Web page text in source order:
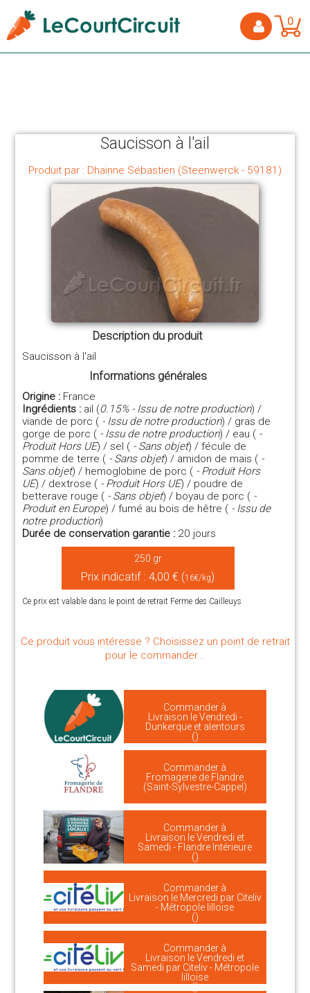
0
Saucisson à l'ail
Produit par : Dhainne Sébastien (Steenwerck - 59181)
Description du produit
Saucisson à l'ail
Informations générales
Origine : France
Ingrédients : ail (0.15% - Issu de notre production) /
viande de porc ( - Issu de notre production) / gras de
gorge de porc ( - Issu de notre production) / eau ( -
Produit Hors UE) / sel ( - Sans objet) / fécule de
pomme de terre ( - Sans objet) / amidon de mais ( -
Sans objet) / hemoglobine de porc ( - Produit Hors
UE) / dextrose ( - Produit Hors UE) / poudre de
betterave rouge ( - Sans objet) / boyau de porc ( -
Produit en Europe) / fumé au bois de hêtre ( - Issu de
notre production)
Durée de conservation garantie : 20 jours
250 gr
Prix indicatif : 4,00 € (16€/kg)
Ce prix est valable dans le point de retrait Ferme des Cailleuys
Ce produit vous intéresse ? Choisissez un point de retrait
pour le commander...
Commander à
Livraison le Vendredi -
Dunkerque et alentours
()
Commander à
Fromagerie de Flandre
(Saint-Sylvestre-Cappel)
Commander à
Livraison le Vendredi et
Samedi - Flandre Intérieure
()
Commander à
Livraison le Mercredi par Citeliv
- Métropole lilloise
()
Commander à
Livraison le Vendredi et
Samedi par Citeliv - Métropole
lilloise
()